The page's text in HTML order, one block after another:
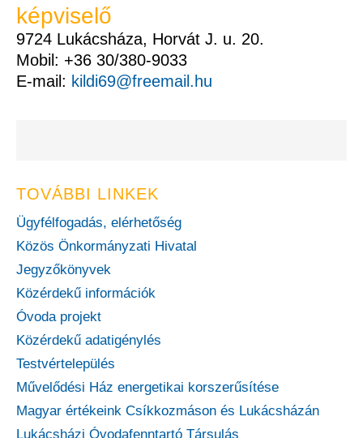
képviselő
9724 Lukácsháza, Horvát J. u. 20.
Mobil: +36 30/380-9033
E-mail: kildi69@freemail.hu
TOVÁBBI LINKEK
Ügyfélfogadás, elérhetőség
Közös Önkormányzati Hivatal
Jegyzőkönyvek
Közérdekű információk
Óvoda projekt
Közérdekű adatigénylés
Testvértelepülés
Művelődési Ház energetikai korszerűsítése
Magyar értékeink Csíkkozmáson és Lukácsházán
Lukácsházi Óvodafenntartó Társulás